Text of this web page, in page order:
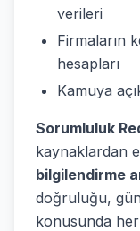
verileri
Firmaların
hesapları
Kamuya
Sorumluluk
kaynaklardan
bilgilendirme
doğruluğu,
konusunda